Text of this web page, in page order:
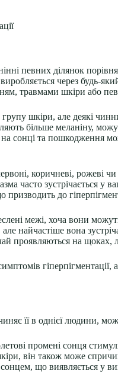
певних ділянок
через
травмами шкіри або
шкіри, але деякі
більше меланіну,
на сонці та
коричневі, рожеві
часто зустрічається у
до
межі, хоча вони
найчастіше вона
проявляються на щоках,
її в однієї людини,
промені сонця
він також може
що виявляється у